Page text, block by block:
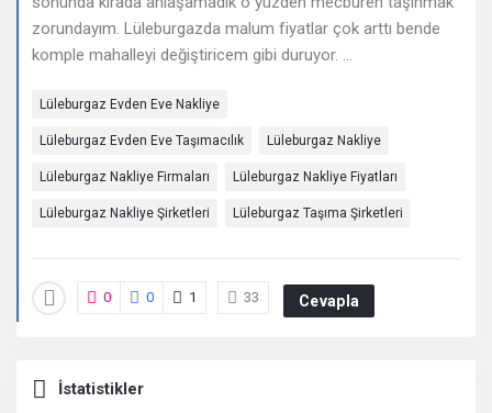
zorundayım. Lüleburgazda malum fiyatlar çok arttı bende
komple mahalleyi değiştiricem gibi duruyor. ...
Lüleburgaz Evden Eve Nakliye
Lüleburgaz Evden Eve Taşımacılık Lüleburgaz Nakliye
Lüleburgaz Nakliye Firmaları Lüleburgaz Nakliye Fiyatları
Lüleburgaz Nakliye Şirketleri Lüleburgaz Taşıma Şirketleri
0 0 1 33 Cevapla
İstatistikler